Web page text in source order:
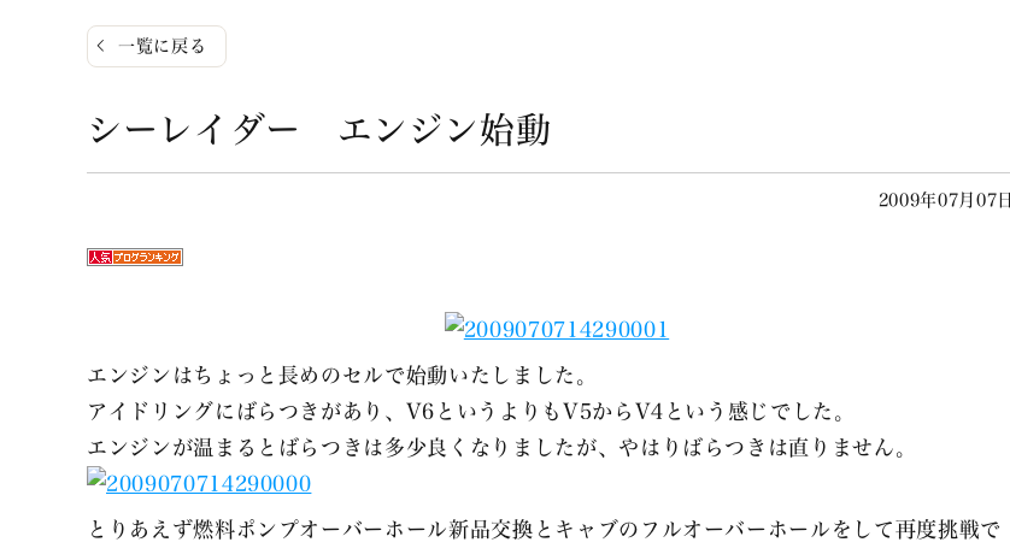
一覧に戻る
シーレイダー エンジン始動
2009年07月07日
エンジンはちょっと長めのセルで始動いたしました。
アイドリングにばらつきがあり、V6というよりもV5からV4という感じでした。
エンジンが温まるとばらつきは多少良くなりましたが、やはりばらつきは直りません。
とりあえず燃料ポンプオーバーホール新品交換とキャブのフルオーバーホールをして再度挑戦で